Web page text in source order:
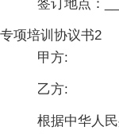
签订地点：
专项培训协议书2
甲方:
乙方:
根据中华人